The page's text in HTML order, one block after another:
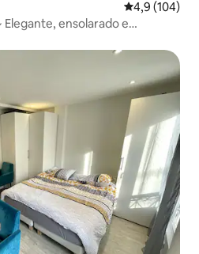
4,9 de uma
4,9 (104)
Elegante, ensolarado e